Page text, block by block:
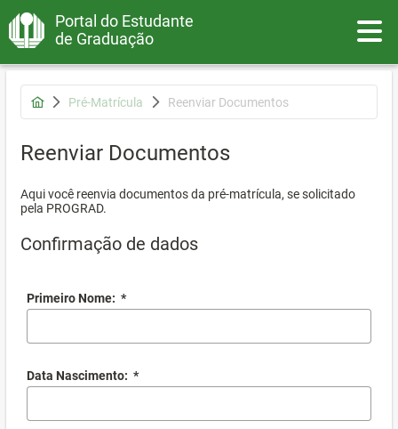
Portal do Estudante
de Graduação
Pré-Matrícula Reenviar Documentos
Reenviar Documentos
Aqui você reenvia documentos da pré-matrícula, se solicitado
pela PROGRAD.
Confirmação de dados
Primeiro Nome: *
Data Nascimento: *